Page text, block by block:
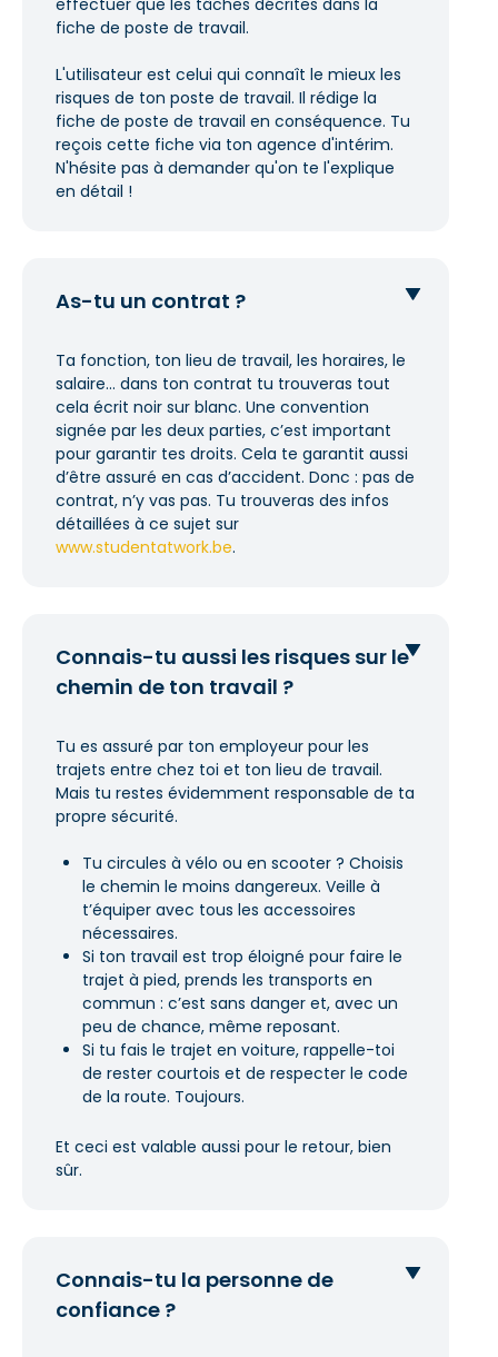
effectuer que les tâches décrites dans la
fiche de poste de travail.
L'utilisateur est celui qui connaît le mieux les
risques de ton poste de travail. Il rédige la
fiche de poste de travail en conséquence. Tu
reçois cette fiche via ton agence d'intérim.
N'hésite pas à demander qu'on te l'explique
en détail !
As-tu un contrat ?
Ta fonction, ton lieu de travail, les horaires, le
salaire... dans ton contrat tu trouveras tout
cela écrit noir sur blanc. Une convention
signée par les deux parties, c’est important
pour garantir tes droits. Cela te garantit aussi
d’être assuré en cas d’accident. Donc : pas de
contrat, n’y vas pas. Tu trouveras des infos
détaillées à ce sujet sur
www.studentatwork.be.
Connais-tu aussi les risques sur le
chemin de ton travail ?
Tu es assuré par ton employeur pour les
trajets entre chez toi et ton lieu de travail.
Mais tu restes évidemment responsable de ta
propre sécurité.
Tu circules à vélo ou en scooter ? Choisis
le chemin le moins dangereux. Veille à
t’équiper avec tous les accessoires
nécessaires.
Si ton travail est trop éloigné pour faire le
trajet à pied, prends les transports en
commun : c’est sans danger et, avec un
peu de chance, même reposant.
Si tu fais le trajet en voiture, rappelle-toi
de rester courtois et de respecter le code
de la route. Toujours.
Et ceci est valable aussi pour le retour, bien
sûr.
Connais-tu la personne de
confiance ?